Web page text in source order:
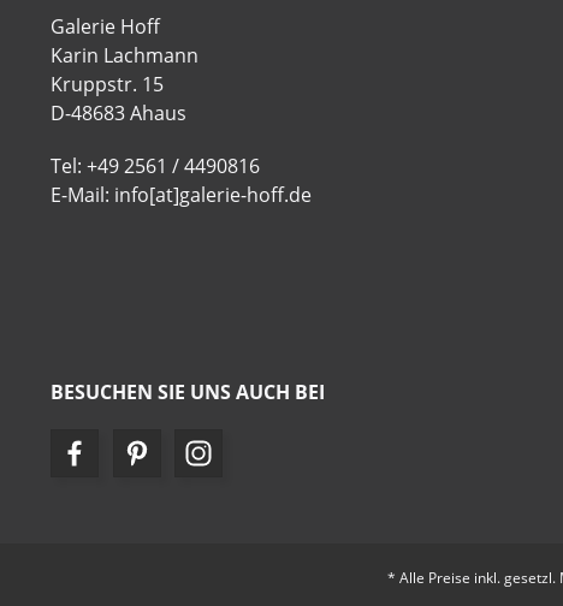
Galerie Hoff
Karin Lachmann
Kruppstr. 15
D-48683 Ahaus
Tel: +49 2561 / 4490816
E-Mail: info[at]galerie-hoff.de
BESUCHEN SIE UNS AUCH BEI
* Alle Preise inkl.